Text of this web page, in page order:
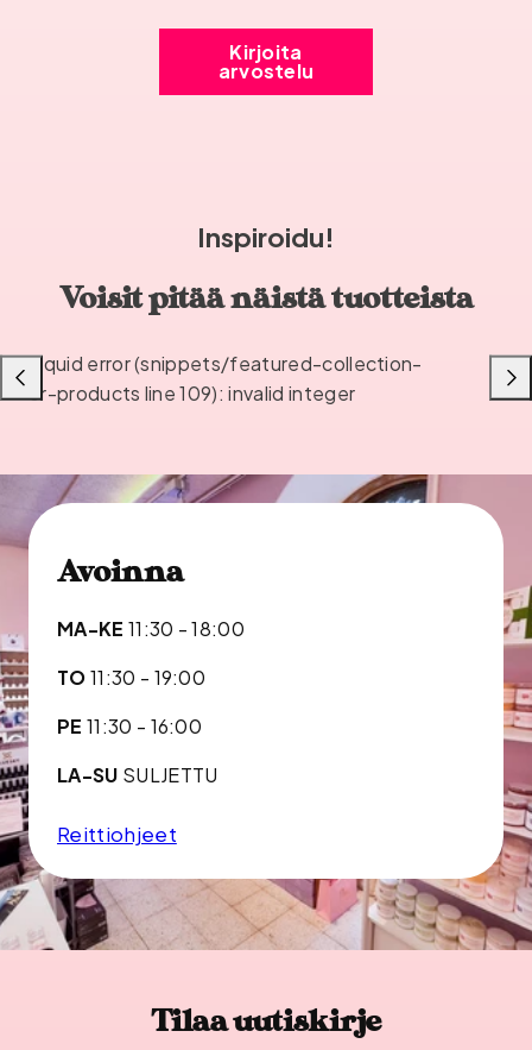
Kirjoita
arvostelu
Inspiroidu!
Voisit pitää näistä tuotteista
Liquid error (snippets/featured-collection-
or-products line 109): invalid integer
Liu'uta
vasemmalle
Avoinna
MA-KE 11:30 - 18:00
TO11:30 - 19:00
PE 11:30 - 16:00
LA-SU SULJETTU
Reittiohjeet
Tilaa uutiskirje